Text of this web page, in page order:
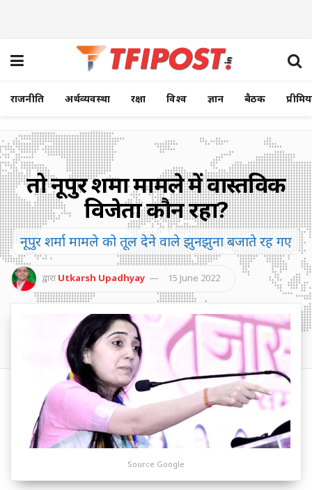
राजनीति अर्थव्यवस्था रक्षा विश्व ज्ञान बैठक
तो नूपुर शर्मा मामले में वास्तविक
विजेता कौन रहा?
नूपुर शर्मा मामले को तूल देने वाले झुनझुना बजाते रह गए
द्वारा Utkarsh Upadhyay 15 June 2022
Source Google